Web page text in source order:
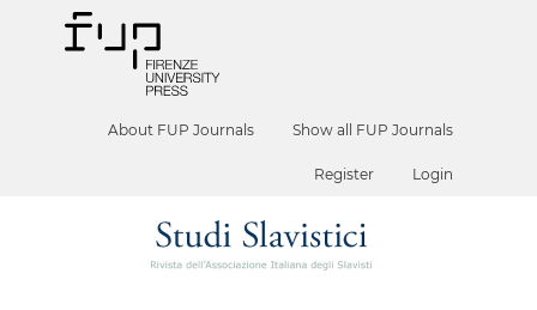
About FUP Journals Show all FUP Journals
Register Login